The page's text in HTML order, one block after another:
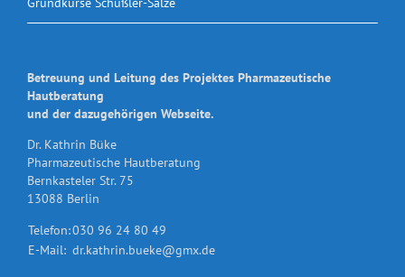
Betreuung und Leitung des Projektes Pharmazeutische
Hautberatung
und der dazugehörigen Webseite.
Dr. Kathrin Büke
Pharmazeutische Hautberatung
Bernkasteler Str. 75
13088 Berlin
Telefon:030 96 24 80 49
E-Mail: dr.kathrin.bueke@gmx.de